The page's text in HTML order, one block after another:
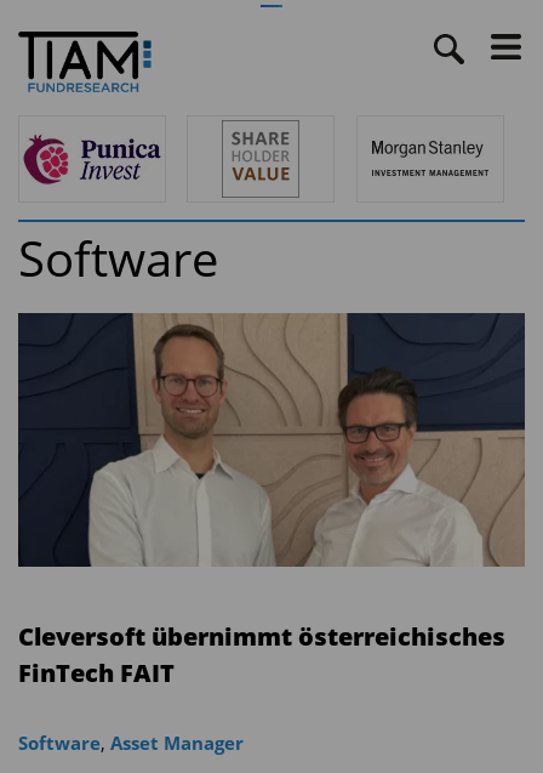
Software
Cleversoft übernimmt österreichisches
FinTech FAIT
Software, Asset Manager